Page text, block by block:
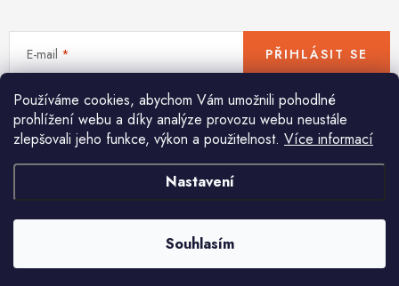
Používáme cookies, abychom Vám umožnili pohodlné
prohlížení webu a díky analýze provozu webu neustále
zlepšovali jeho funkce, výkon a použitelnost. Více informací
Nastavení
Souhlasím
World Cleanup Day
Akční ceny
Půjčovna Kontaktuje nás
Obchodní podmínky
Vrácení a reklamace
Podmínky ochrany osobních údajů
Obchodní podmínky pro podnikatele
Způsob doručení a platby
Zásady používání cookies
E-mail
Vložením e-mailu souhlasíte spodmínkami ochrany osobních údajů
PŘIHLÁSIT SE
Pomůžeme vám s výběrem
Potřebujete s něčím poradit? Jsme tu pro vás!
info@huka.cz